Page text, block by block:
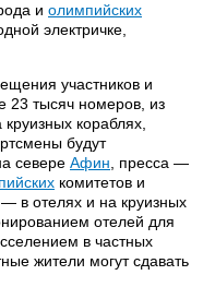
и олимпийских
электричке,
участников и
23 тысяч номеров, из
кораблях,
будут
севере Афин , пресса —
комитетов и
в отелях и на круизных
отелей для
в частных
жители могут сдавать